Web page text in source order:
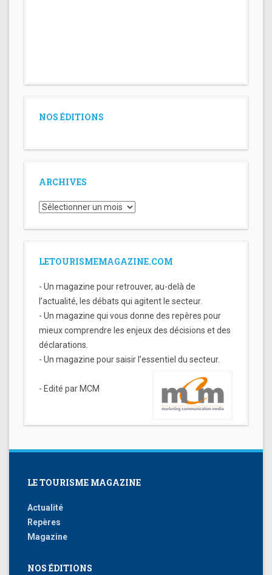
NOS ÉDITIONS
ARCHIVES
Archives
LETOURISMEMAGAZINE.COM
- Un magazine pour retrouver, au-delà de
l’actualité, les débats qui agitent le secteur.
- Un magazine qui vous donne des repères pour
mieux comprendre les enjeux des décisions et des
déclarations.
- Un magazine pour saisir l’essentiel du secteur.
- Edité par MCM
LE TOURISME MAGAZINE
Actualité
Repères
Magazine
NOS ÉDITIONS